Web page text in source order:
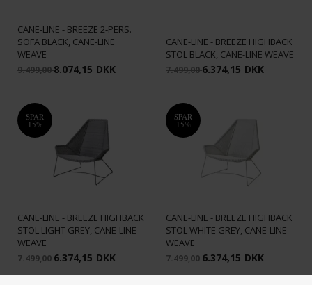
CANE-LINE - BREEZE 2-PERS.
SOFA BLACK, CANE-LINE
WEAVE
9.499,008.074,15 DKK
CANE-LINE - BREEZE HIGHBACK
STOL BLACK, CANE-LINE WEAVE
7.499,006.374,15 DKK
SPAR
15%
CANE-LINE - BREEZE HIGHBACK
STOL LIGHT GREY, CANE-LINE
WEAVE
7.499,006.374,15 DKK
SPAR
15%
CANE-LINE - BREEZE HIGHBACK
STOL WHITE GREY, CANE-LINE
WEAVE
7.499,006.374,15 DKK